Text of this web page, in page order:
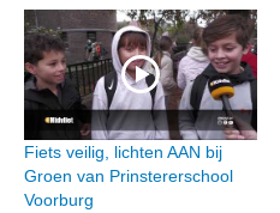
Fiets veilig, lichten AAN bij
Groen van Prinstererschool
Voorburg